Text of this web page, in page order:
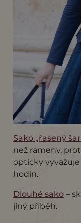
Sako „řasený
než rameny,
opticky
hodin.
Dlouhé sako–
jiný příběh.